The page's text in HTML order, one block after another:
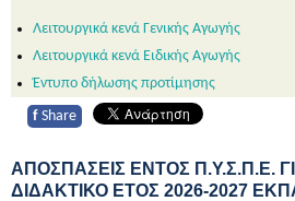
Λειτουργικά κενά Γενικής Αγωγής
Λειτουργικά κενά Ειδικής Αγωγής
Έντυπο δήλωσης προτίμησης
f Share
ΑΠΟΣΠΑΣΕΙΣ ΕΝΤΟΣ Π.Υ.Σ.Π.Ε.
ΔΙΔΑΚΤΙΚΟ ΕΤΟΣ 2026-2027